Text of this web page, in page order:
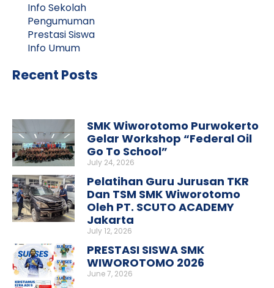
Info Sekolah
Pengumuman
Prestasi Siswa
Info Umum
Recent Posts
SMK Wiworotomo Purwokerto
Gelar Workshop “Federal Oil
Go To School”
July 24, 2026
Pelatihan Guru Jurusan TKR
Dan TSM SMK Wiworotomo
Oleh PT. SCUTO ACADEMY
Jakarta
July 12, 2026
PRESTASI SISWA SMK
WIWOROTOMO 2026
June 7, 2026